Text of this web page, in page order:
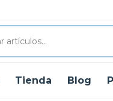
Tienda Blog